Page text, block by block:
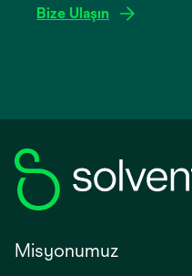
Bize Ulaşın
Misyonumuz